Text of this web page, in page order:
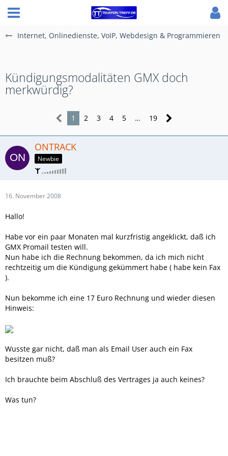
Internet, Onlinedienste, VoIP, Webdesign & Programmieren
Kündigungsmodalitäten GMX doch
merkwürdig?
1 2 3 4 5 … 19
ONTRACK
Newbie
16. November 2008
Hallo!
Habe vor ein paar Monaten mal kurzfristig angeklickt, daß ich
GMX Promail testen will.
Nun habe ich die Rechnung bekommen, da ich mich nicht
rechtzeitig um die Kündigung gekümmert habe ( habe kein Fax
).
Nun bekomme ich eine 17 Euro Rechnung und wieder diesen
Hinweis:
Wusste gar nicht, daß man als Email User auch ein Fax
besitzen muß?
Ich brauchte beim Abschluß des Vertrages ja auch keines?
Was tun?